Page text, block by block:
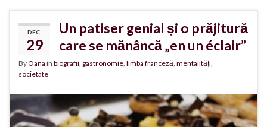
DEC.
29
Un patiser genial și o prăjitură
care se mănâncă „en un éclair”
ByOana in biografii, gastronomie, limba franceză, mentalități,
societate